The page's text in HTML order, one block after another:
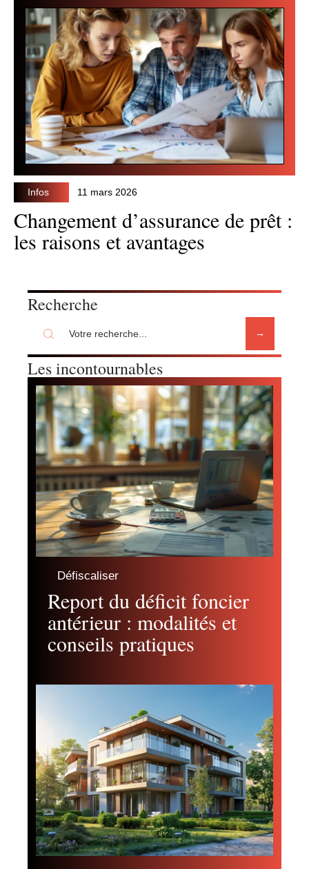
Infos 11 mars 2026
Changement d’assurance de prêt :
les raisons et avantages
Recherche
Les incontournables
Défiscaliser
Report du déficit foncier
antérieur : modalités et
conseils pratiques